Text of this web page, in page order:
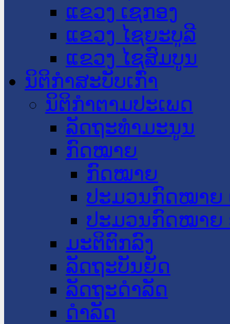
ແຂວງ ເຊກອງ
ແຂວງ ໄຊຍະບູລີ
ແຂວງ ໄຊສົມບູນ
ນິຕິກໍາສະບັບເກົ່າ
ນິຕິກຳຕາມປະເພດ
ລັດຖະທໍາມະນູນ
ກົດໝາຍ
ກົດໝາຍ
ປະມວນກົດໝາຍ
ປະມວນກົດໝາຍ
ມະຕິຕົກລົງ
ລັດຖະບັນຍັດ
ລັດຖະດໍາລັດ
ດໍາລັດ